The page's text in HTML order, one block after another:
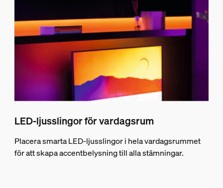
LED-ljusslingor för vardagsrum
Placera smarta LED-ljusslingor i hela vardagsrummet
för att skapa accentbelysning till alla stämningar.